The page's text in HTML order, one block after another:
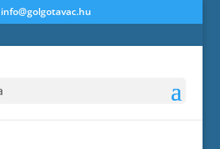
info@golgotavac.hu